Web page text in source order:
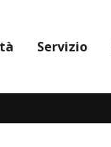
Servizio